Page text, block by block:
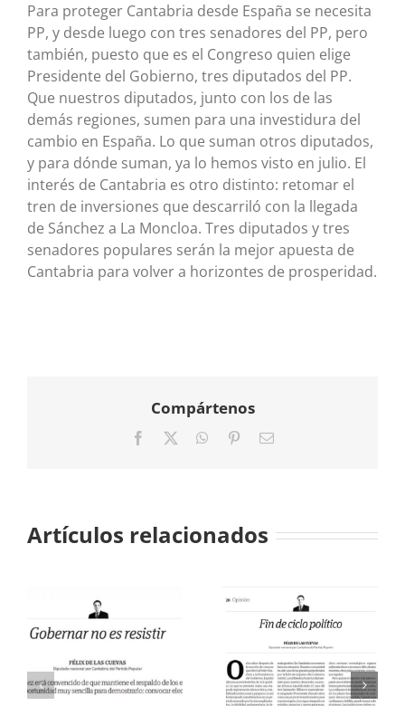
Para proteger Cantabria desde España se necesita
PP, y desde luego con tres senadores del PP, pero
también, puesto que es el Congreso quien elige
Presidente del Gobierno, tres diputados del PP.
Que nuestros diputados, junto con los de las
demás regiones, sumen para una investidura del
cambio en España. Lo que suman otros diputados,
y para dónde suman, ya lo hemos visto en julio. El
interés de Cantabria es otro distinto: retomar el
tren de inversiones que descarriló con la llegada
de Sánchez a La Moncloa. Tres diputados y tres
senadores populares serán la mejor apuesta de
Cantabria para volver a horizontes de prosperidad.
Compártenos
Facebook WhatsApp
PinterestCorreo
Artículos relacionados